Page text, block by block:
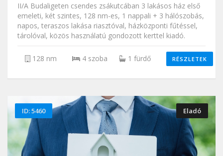
II/A Budaligeten csendes zsákutcában 3 lakásos ház első
emeleti, két szintes, 128 nm-es, 1 nappali + 3 hálószobás,
napos, teraszos lakása riasztóval, házközponti fűtéssel,
tárolóval, közös használatú gondozott kerttel kiadó.
128 nm 4 szoba 1 fürdő RÉSZLETEK
ID: 5460 Eladó